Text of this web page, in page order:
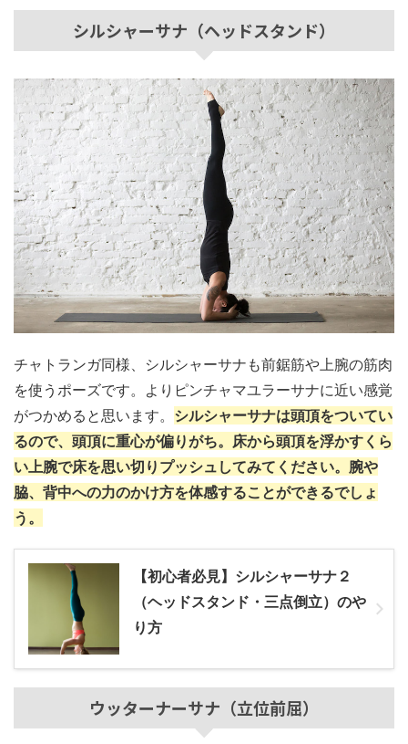
シルシャーサナ（ヘッドスタンド）
チャトランガ同様、シルシャーサナも前鋸筋や上腕の筋肉
を使うポーズです。よりピンチャマユラーサナに近い感覚
がつかめると思います。 シルシャーサナは頭頂をついてい
るので、頭頂に重心が偏りがち。床から頭頂を浮かすくら
い上腕で床を思い切りプッシュしてみてください。腕や
脇、背中への力のかけ方を体感することができるでしょ
う。
【初心者必見】シルシャーサナ２
（ヘッドスタンド・三点倒立）のや
り方
ウッターナーサナ（立位前屈）